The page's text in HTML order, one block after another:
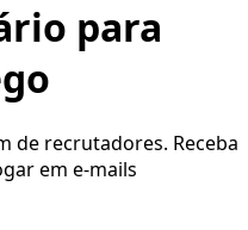
para
de recrutadores. Receba
em e-mails